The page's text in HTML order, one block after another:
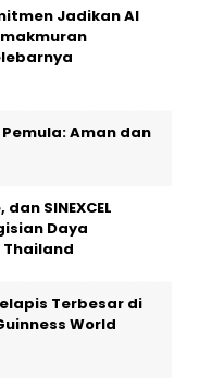
Jadikan AI
Aman dan
SINEXCEL
Daya
Terbesar di
World